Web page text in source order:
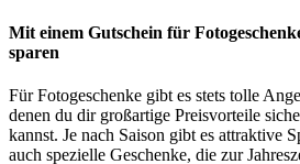
Mit einem Gutschein für
sparen
Für Fotogeschenke gibt es stets tolle
denen du dir großartige Preisvorteile
kannst. Je nach Saison gibt es attraktive
auch spezielle Geschenke, die zur